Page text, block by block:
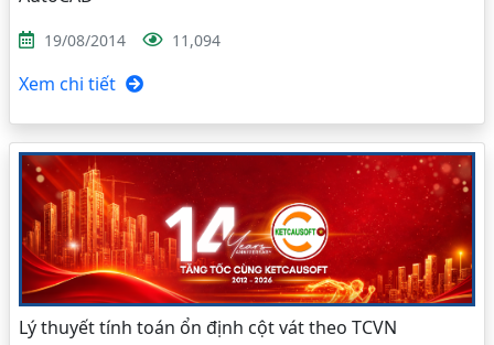
19/08/2014 11,094
Xem chi tiết
Lý thuyết tính toán ổn định cột vát theo TCVN